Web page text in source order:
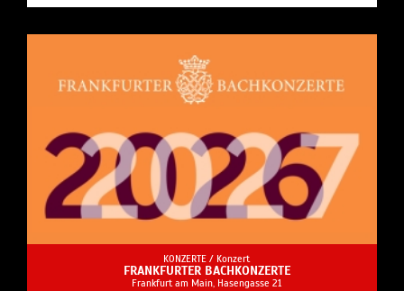
KONZERTE / Konzert
FRANKFURTER BACHKONZERTE
Frankfurt am Main, Hasengasse 21